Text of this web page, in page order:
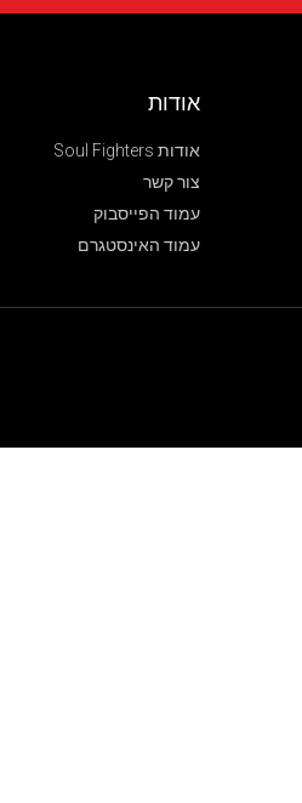
אודות
אודות Soul Fighters
צור קשר
עמוד הפייסבוק
עמוד האינסטגרם